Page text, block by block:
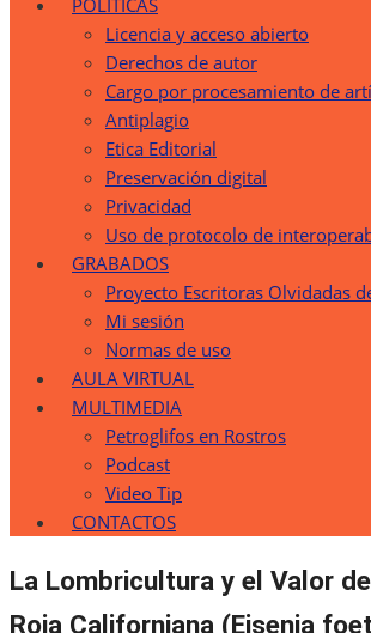
POLÍTICAS
Licencia y acceso abierto
Derechos de autor
Cargo por procesamiento de
Antiplagio
Etica Editorial
Preservación digital
Privacidad
Uso de protocolo de
GRABADOS
Proyecto Escritoras Olvidadas
Mi sesión
Normas de uso
AULA VIRTUAL
MULTIMEDIA
Petroglifos en Rostros
Podcast
Video Tip
CONTACTOS
La Lombricultura y el Valor
Roja Californiana (Eisenia